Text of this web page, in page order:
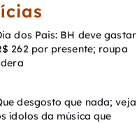
dos Pais: BH deve gastar
262 por presente; roupa
desgosto que nada; veja
ídolos da música que